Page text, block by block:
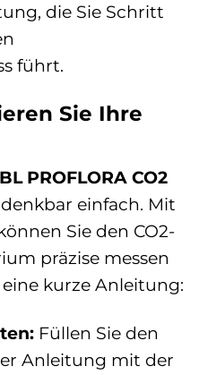
die Sie Schritt
führt.
Sie Ihre
PROFLORA CO2
einfach. Mit
Sie den CO2-
präzise messen
kurze Anleitung:
Füllen Sie den
Anleitung mit der